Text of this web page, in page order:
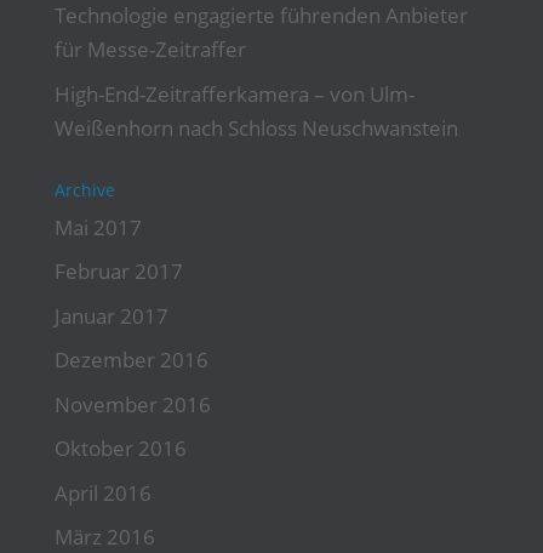
Technologie engagierte führenden Anbieter
für Messe-Zeitraffer
High-End-Zeitrafferkamera – von Ulm-
Weißenhorn nach Schloss Neuschwanstein
Archive
Mai 2017
Februar 2017
Januar 2017
Dezember 2016
November 2016
Oktober 2016
April 2016
März 2016